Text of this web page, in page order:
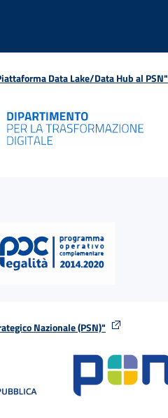
Data Lake/Data Hub al PSN"
Nazionale (PSN)"